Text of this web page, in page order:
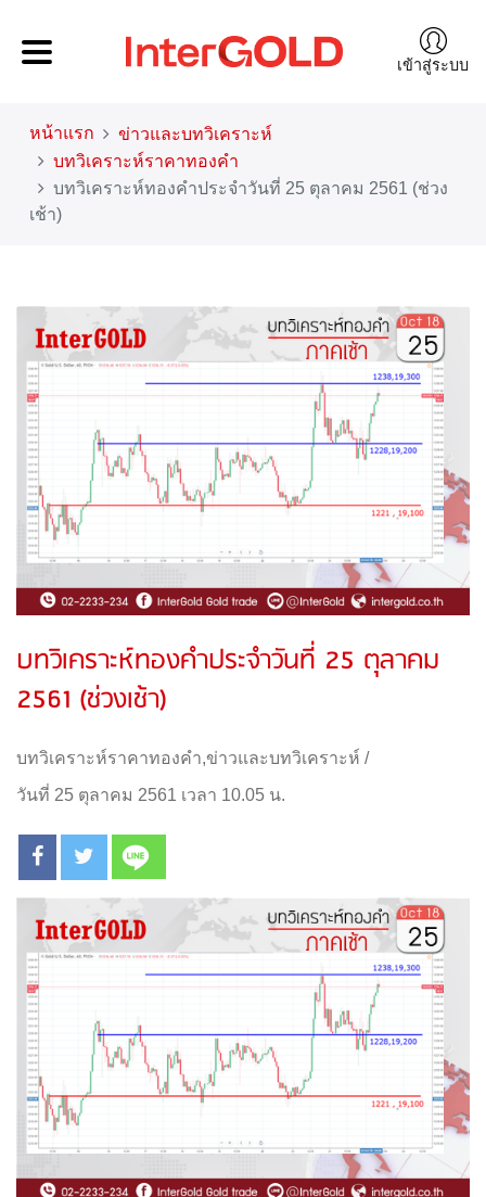
เข้าสู่ระบบ
หน้าแรก
ข่าวและบทวิเคราะห์
บทวิเคราะห์ราคาทองคำ
บทวิเคราะห์ทองคำประจำวันที่ 25 ตุลาคม 2561 (ช่วง
เช้า)
บทวิเคราะห์ทองคำประจำวันที่ 25 ตุลาคม
2561 (ช่วงเช้า)
บทวิเคราะห์ราคาทองคำ,ข่าวและบทวิเคราะห์ /
วันที่ 25 ตุลาคม 2561 เวลา 10.05 น.